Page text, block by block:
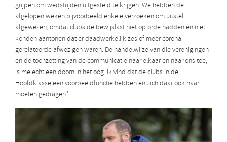
grijpen om wedstrijden uitgesteld te krijgen. We hebben de
afgelopen weken bijvoorbeeld enkele verzoeken om uitstel
afgewezen, omdat clubs de bewijslast niet op orde hadden en niet
konden aantonen dat er daadwerkelijk zes of meer corona
gerelateerde afwezigen waren. De handelwijze van die verenigingen
en de toonzetting van de communicatie naar elkaar en naar ons toe,
is me echt een doorn in het oog. Ik vind dat de clubs in de
Hoofdklasse een voorbeeldfunctie hebben en zich daar ook naar
moeten gedragen.’